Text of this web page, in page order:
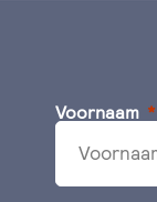
Voornaam